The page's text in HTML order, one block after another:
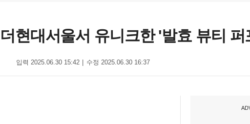
현대서울서 유니크한 '발효 뷰티
입력 2025.06.30 15:42 수정 2025.06.30 16:37